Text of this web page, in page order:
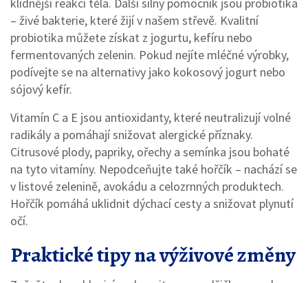
– živé bakterie, které žijí v našem střevě. Kvalitní
probiotika můžete získat z jogurtu, kefíru nebo
fermentovaných zelenin. Pokud nejíte mléčné výrobky,
podívejte se na alternativy jako kokosový jogurt nebo
sójový kefír.
Vitamín C a E jsou antioxidanty, které neutralizují volné
radikály a pomáhají snižovat alergické příznaky.
Citrusové plody, papriky, ořechy a semínka jsou bohaté
na tyto vitamíny. Nepodceňujte také hořčík – nachází se
v listové zelenině, avokádu a celozrnných produktech.
Hořčík pomáhá uklidnit dýchací cesty a snižovat plynutí
očí.
Praktické tipy na výživové změny